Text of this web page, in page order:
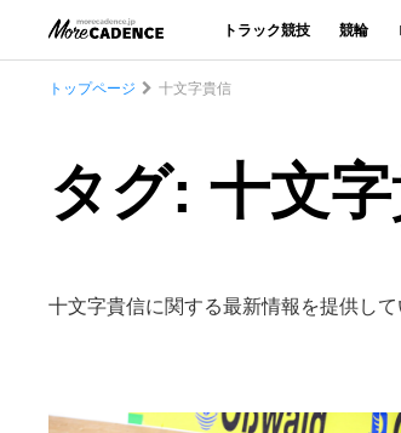
トラック競技 競輪
トップページ 十文字貴信
タグ: 十文
十文字貴信に関する最新情報を提供して